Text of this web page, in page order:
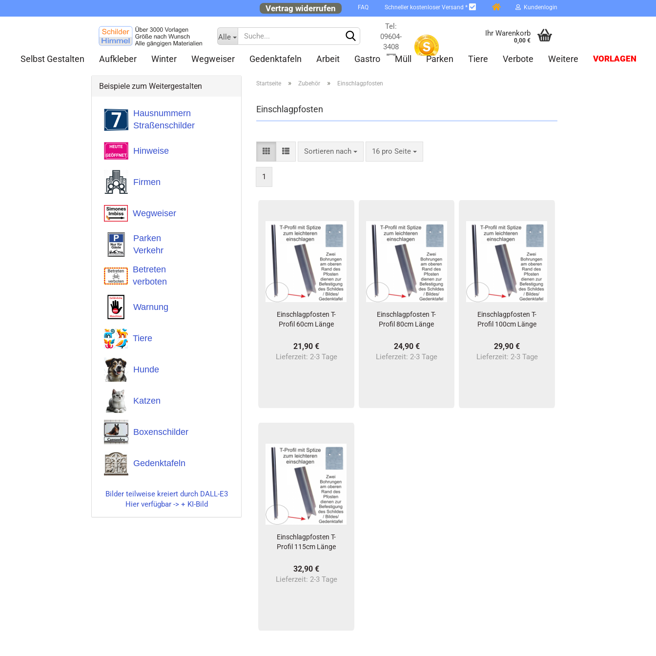
Vertrag widerrufen FAQ Schneller kostenloser Versand * Kundenlogin
Konto erstellen
Alle
Tel:
09604-
3408
Ihr Warenkorb
0,00 €
Selbst Gestalten Aufkleber Winter Wegweiser Gedenktafeln Arbeit Gastro Müll Parken Tiere Verbote VORLAGEN
Weitere
Startseite » Zubehör » Einschlagpfosten
Einschlagpfosten
Sortieren nach 16 pro Seite
1
Einschlagpfosten T-
Profil 60cm Länge
21,90 €
Lieferzeit: 2-3 Tage
Einschlagpfosten T-
Profil 80cm Länge
24,90 €
Lieferzeit: 2-3 Tage
Einschlagpfosten T-
Profil 100cm Länge
29,90 €
Lieferzeit: 2-3 Tage
Einschlagpfosten T-
Profil 115cm Länge
32,90 €
Lieferzeit: 2-3 Tage
Beispiele zum Weitergestalten
Hausnummern
Straßenschilder
Hinweise
Firmen
Wegweiser
Parken
Verkehr
Betreten
verboten
Warnung
Tiere
Hunde
Katzen
Boxenschilder
Gedenktafeln
Bilder teilweise kreiert durch DALL-E3
Hier verfügbar -> + KI-Bild